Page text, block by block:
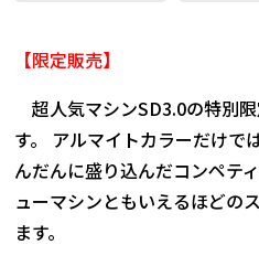
【限定販売】
超人気マシンSD3.0の特別
す。 アルマイトカラーだけで
んだんに盛り込んだコンペテ
ューマシンともいえるほどの
ます。